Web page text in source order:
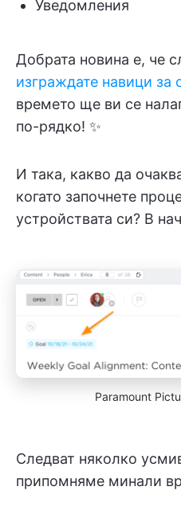
Уведомления
Добрата новина е, че
изграждате навици за
времето ще ви се
по-рядко! ✨
И така, какво да
когато започнете
устройствата си? В
Paramount
Следват няколко
припомняме минали